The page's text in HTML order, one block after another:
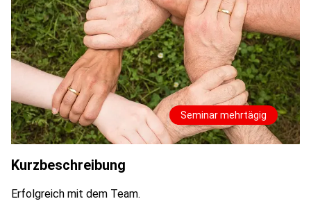
Seminar mehrtägig
Kurzbeschreibung
Erfolgreich mit dem Team.